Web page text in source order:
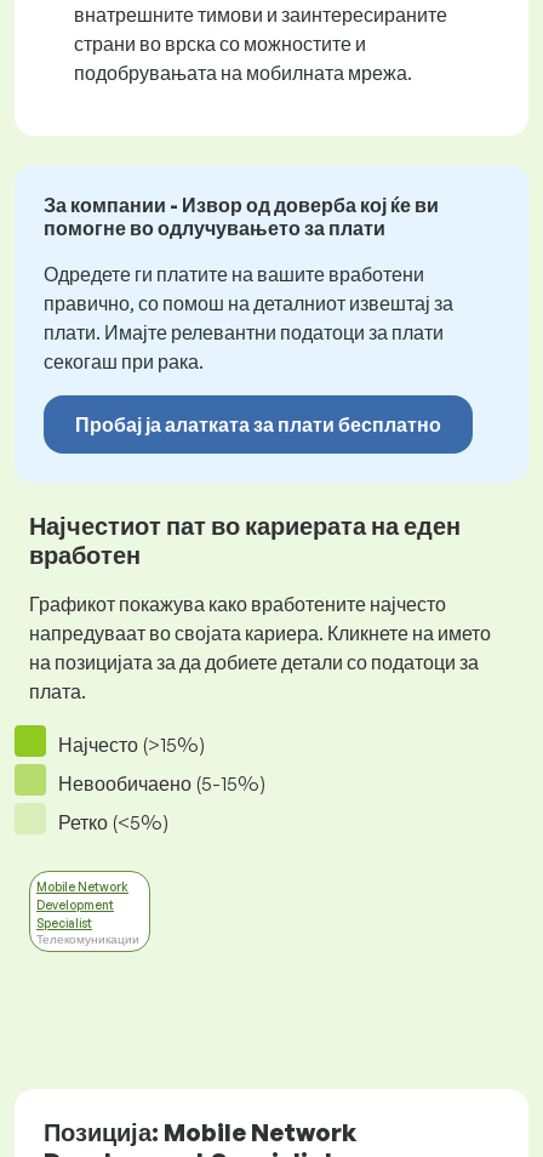
внатрешните тимови и заинтересираните
страни во врска со можностите и
подобрувањата на мобилната мрежа.
За компании - Извор од доверба кој ќе ви
помогне во одлучувањето за плати
Одредете ги платите на вашите вработени
правично, со помош на деталниот извештај за
плати. Имајте релевантни податоци за плати
секогаш при рака.
Пробај ја алатката за плати бесплатно
Најчестиот пат во кариерата на еден
вработен
Графикот покажува како вработените најчесто
напредуваат во својата кариера. Кликнете на името
на позицијата за да добиете детали со податоци за
плата.
Најчесто (>15%)
Невообичаено (5-15%)
Ретко (<5%)
Mobile Network
Development
Specialist
Телекомуникации
Позиција: Mobile Network